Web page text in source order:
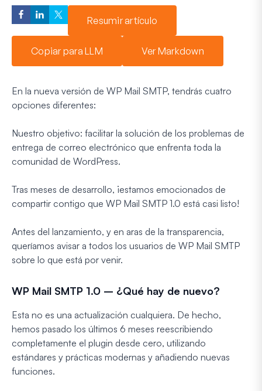
Resumir artículo
Copiar para LLM Ver Markdown
En la nueva versión de WP Mail SMTP, tendrás cuatro
opciones diferentes:
Nuestro objetivo: facilitar la solución de los problemas de
entrega de correo electrónico que enfrenta toda la
comunidad de WordPress.
Tras meses de desarrollo, ¡estamos emocionados de
compartir contigo que WP Mail SMTP 1.0 está casi listo!
Antes del lanzamiento, y en aras de la transparencia,
queríamos avisar a todos los usuarios de WP Mail SMTP
sobre lo que está por venir.
WP Mail SMTP 1.0 – ¿Qué hay de nuevo?
Esta no es una actualización cualquiera. De hecho,
hemos pasado los últimos 6 meses reescribiendo
completamente el plugin desde cero, utilizando
estándares y prácticas modernas y añadiendo nuevas
funciones.